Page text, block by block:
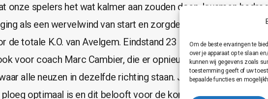
Om de beste ervaringen te
over je apparaat op te slaan
kunnen wij gegevens zoals
toestemming geeft of uw
bepaalde functies en
onze spelers het wat kalmer aan zouden doen, kwamen
als een wervelwind van start en zorgde in de derde periode
de totale K.O. van Avelgem. Eindstand 23 – 82 . Een pluim
voor coach Marc Cambier, die er opnieuw in slaagt om een
alle neuzen in dezelfde richting staan. Je kan er niet naast
optimaal is en dit belooft voor de komende wedstrijden.